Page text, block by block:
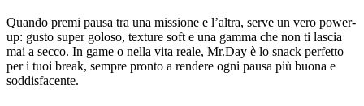
Quando premi pausa tra una missione e l’altra, serve un vero power-
up: gusto super goloso, texture soft e una gamma che non ti lascia
mai a secco. In game o nella vita reale, Mr.Day è lo snack perfetto
per i tuoi break, sempre pronto a rendere ogni pausa più buona e
soddisfacente.